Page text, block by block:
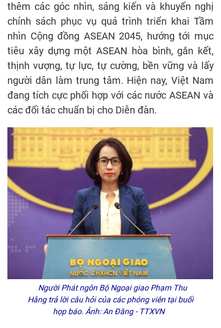
thêm các góc nhìn, sáng kiến và khuyến nghị
chính sách phục vụ quá trình triển khai Tầm
nhìn Cộng đồng ASEAN 2045, hướng tới mục
tiêu xây dựng một ASEAN hòa bình, gắn kết,
thịnh vượng, tự lực, tự cường, bền vững và lấy
người dân làm trung tâm. Hiện nay, Việt Nam
đang tích cực phối hợp với các nước ASEAN và
các đối tác chuẩn bị cho Diễn đàn.
Người Phát ngôn Bộ Ngoại giao Phạm Thu
Hằng trả lời câu hỏi của các phóng viên tại buổi
họp báo. Ảnh: An Đăng - TTXVN